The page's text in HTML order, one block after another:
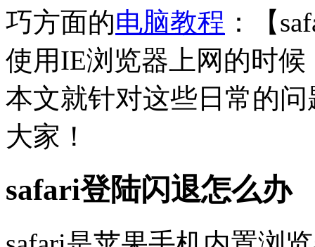
巧方面的电脑教程 ：【
使用IE浏览器上网的时
本文就针对这些日常的
大家！
safari登陆闪退怎么办